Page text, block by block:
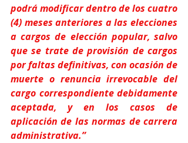
podrá modificar dentro de los cuatro
(4) meses anteriores a las elecciones
a cargos de elección popular, salvo
que se trate de provisión de cargos
por faltas definitivas, con ocasión de
muerte o renuncia irrevocable del
cargo correspondiente debidamente
aceptada, y en los casos de
aplicación de las normas de carrera
administrativa.”